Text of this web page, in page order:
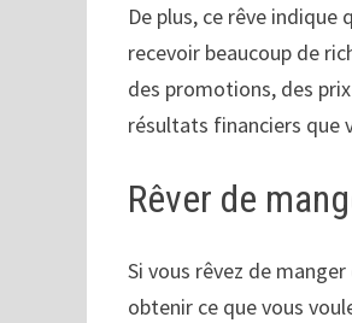
De plus, ce rêve indique
recevoir beaucoup de
des promotions, des
résultats financiers que
Rêver de
Si vous rêvez de
obtenir ce que vous